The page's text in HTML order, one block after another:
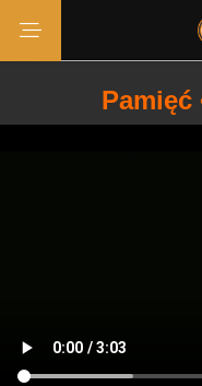
Pamięć